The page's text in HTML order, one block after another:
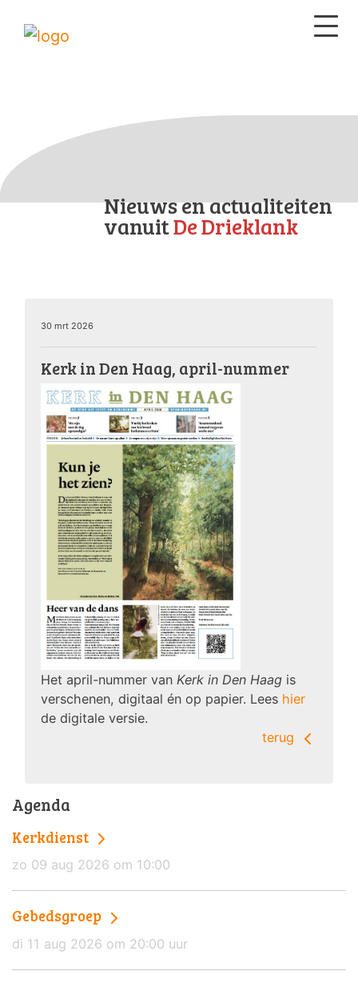
Nieuws en actualiteiten
vanuitDe Drieklank
30 mrt 2026
Kerk in Den Haag, april-nummer
Het april-nummer van Kerk in Den Haag is
verschenen, digitaal én op papier. Lees hier
de digitale versie.
terug
Agenda
Kerkdienst
zo 09 aug 2026 om 10:00
Gebedsgroep
di 11 aug 2026 om 20:00 uur